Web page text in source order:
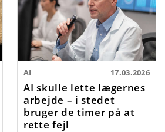
AI 17.03.2026
AI skulle lette lægernes
arbejde – i stedet
bruger de timer på at
rette fejl